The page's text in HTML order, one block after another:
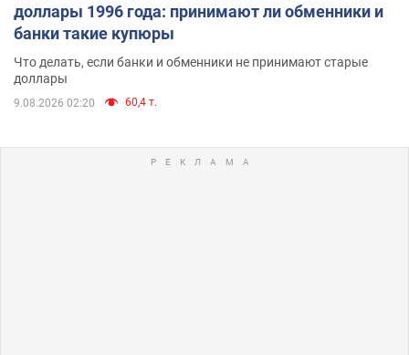
доллары 1996 года: принимают ли обменники и
банки такие купюры
Что делать, если банки и обменники не принимают старые
доллары
9.08.2026 02:20 60,4 т.